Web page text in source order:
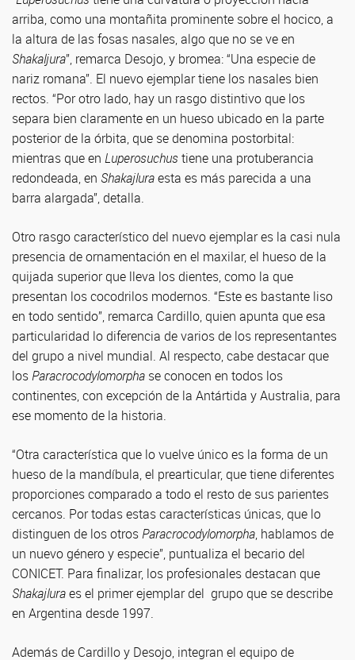
arriba, como una montañita prominente sobre el hocico, a
la altura de las fosas nasales, algo que no se ve en
Shakaljura”, remarca Desojo, y bromea: “Una especie de
nariz romana”. El nuevo ejemplar tiene los nasales bien
rectos. “Por otro lado, hay un rasgo distintivo que los
separa bien claramente en un hueso ubicado en la parte
posterior de la órbita, que se denomina postorbital:
mientras que en Luperosuchustiene una protuberancia
redondeada, en Shakajluraesta es más parecida a una
barra alargada”, detalla.
Otro rasgo característico del nuevo ejemplar es la casi nula
presencia de ornamentación en el maxilar, el hueso de la
quijada superior que lleva los dientes, como la que
presentan los cocodrilos modernos. “Este es bastante liso
en todo sentido”, remarca Cardillo, quien apunta que esa
particularidad lo diferencia de varios de los representantes
del grupo a nivel mundial. Al respecto, cabe destacar que
losParacrocodylomorpha se conocen en todos los
continentes, con excepción de la Antártida y Australia, para
ese momento de la historia.
“Otra característica que lo vuelve único es la forma de un
hueso de la mandíbula, el prearticular, que tiene diferentes
proporciones comparado a todo el resto de sus parientes
cercanos. Por todas estas características únicas, que lo
distinguen de los otrosParacrocodylomorpha, hablamos de
un nuevo género y especie”, puntualiza el becario del
CONICET. Para finalizar, los profesionales destacan que
Shakajluraes el primer ejemplar del grupo que se describe
en Argentina desde 1997.
Además de Cardillo y Desojo, integran el equipo de